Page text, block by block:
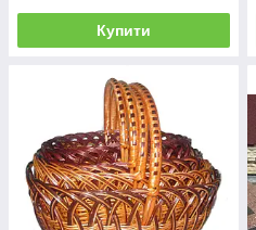
Купити